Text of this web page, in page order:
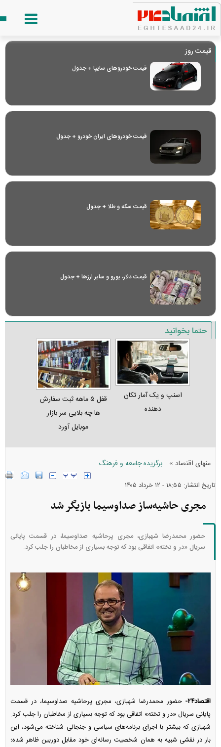
قیمت روز
قیمت خودرو‌های سایپا + جدول
قیمت خودرو‌های ایران خودرو + جدول
قیمت سکه و طلا + جدول
قیمت دلار، یورو و سایر ارز‌ها + جدول
حتما بخوانید
اسنپ و یک آمار تکان‌
دهنده
قفل ۵ ماهه ثبت‌ سفارش‌
ها چه بلایی سر بازار
موبایل آورد
منهای اقتصاد » برگزیده جامعه و فرهنگ
تاریخ انتشار: ۱۸:۵۵ - ۱۲ خرداد ۱۴۰۵
مجری حاشیه‌ساز صداوسیما بازیگر شد
حضور محمدرضا شهبازی، مجری پرحاشیه صداوسیما، در قسمت پایانی
سریال «در و تخته» اتفاقی بود که توجه بسیاری از مخاطبان را جلب کرد.
اقتصاد۲۴-
حضور محمدرضا شهبازی، مجری پرحاشیه صداوسیما، در قسمت
پایانی سریال «در و تخته» اتفاقی بود که توجه بسیاری از مخاطبان را جلب کرد.
شهبازی که بیشتر با اجرای برنامه‌های سیاسی و جنجالی شناخته می‌شود، این
بار در نقشی شبیه به همان شخصیت رسانه‌ای خود مقابل دوربین ظاهر شده؛